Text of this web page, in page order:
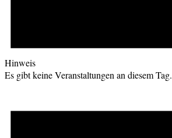
Hinweis
Es gibt keine Veranstaltungen an diesem Tag.